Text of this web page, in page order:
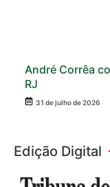
André Corrêa
RJ
31 de julho de 2026
Edição Digital